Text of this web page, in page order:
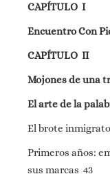
CAPÍTULO I
Encuentro Con
CAPÍTULO II
Mojones de una
El arte de la
El brote
Primeros años:
sus marcas 43